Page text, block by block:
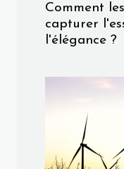
Comment
capturer
l'élégance ?